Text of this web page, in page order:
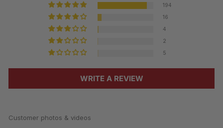
194
16
4
2
5
WRITE A REVIEW
Customer photos & videos